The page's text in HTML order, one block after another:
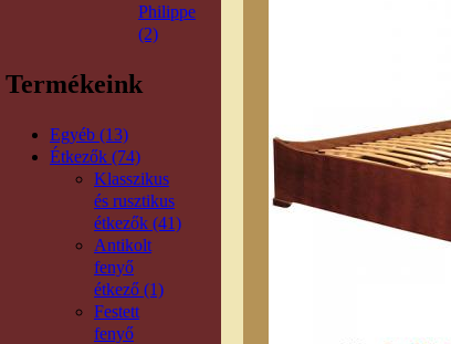
Philippe
(2)
Termékeink
Egyéb (13)
Étkezők (74)
Klasszikus
és rusztikus
étkezők (41)
Antikolt
fenyő
étkező (1)
Festett
fenyő